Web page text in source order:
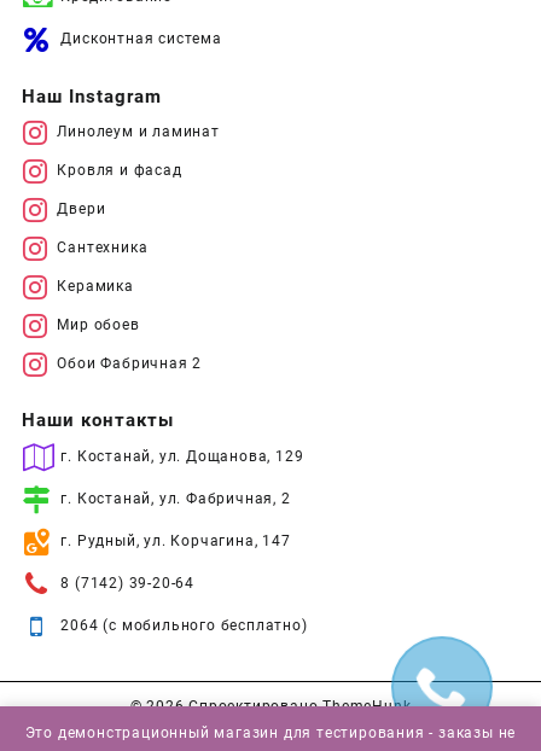
Дисконтная система
Наш Instagram
Линолеум и ламинат
Кровля и фасад
Двери
Сантехника
Керамика
Мир обоев
Обои Фабричная 2
Наши контакты
г. Костанай, ул. Дощанова, 129
г. Костанай, ул. Фабричная, 2
г. Рудный, ул. Корчагина, 147
8 (7142) 39-20-64
2064 (с мобильного бесплатно)
© 2026Спроектировано ThemeHunk
Это демонстрационный магазин для тестирования - заказы не